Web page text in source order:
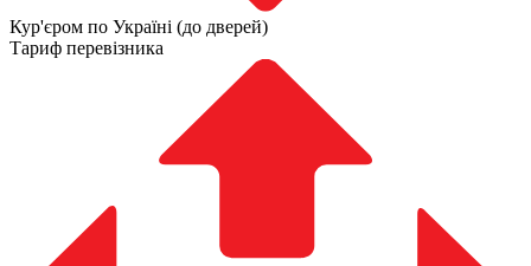
Кур'єром по Україні (до дверей)
Тариф перевізника